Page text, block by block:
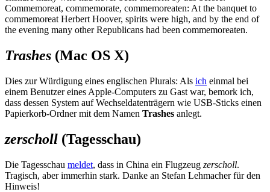
Commemoreat, commemorate, commemoreaten: At the banquet to
commemoreat Herbert Hoover, spirits were high, and by the end of
the evening many other Republicans had been commemoreaten.
Trashes (Mac OS X)
Dies zur Würdigung eines englischen Plurals: Als ich einmal bei
einem Benutzer eines Apple-Computers zu Gast war, bemork ich,
dass dessen System auf Wechseldatenträgern wie USB-Sticks einen
Papierkorb-Ordner mit dem Namen Trashes anlegt.
zerscholl (Tagesschau)
Die Tagesschau meldet, dass in China ein Flugzeug zerscholl.
Tragisch, aber immerhin stark. Danke an Stefan Lehmacher für den
Hinweis!